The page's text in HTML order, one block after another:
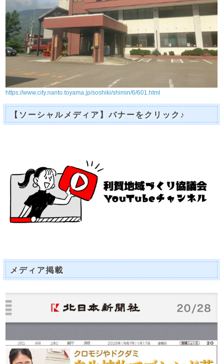
https://www.city.nanto.toyama.jp/soshiki/shimin/6/601.html
【ソーシャルメディア】バナーをクリック♪
メディア掲載